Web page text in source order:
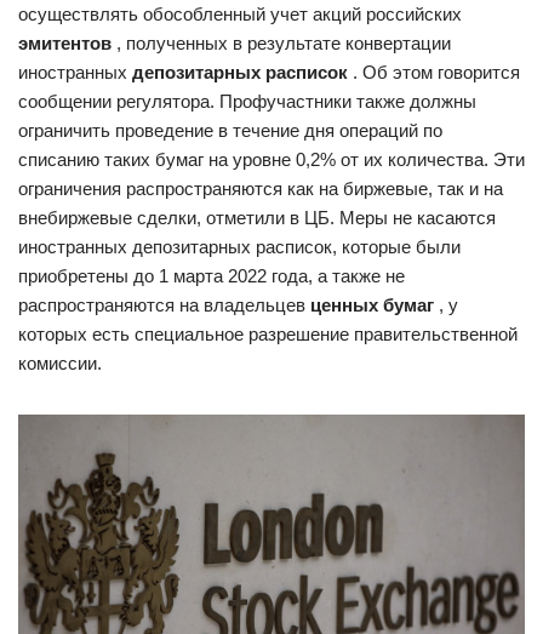
осуществлять обособленный учет акций российских
эмитентов , полученных в результате конвертации
иностранных депозитарных расписок . Об этом говорится
сообщении регулятора. Профучастники также должны
ограничить проведение в течение дня операций по
списанию таких бумаг на уровне 0,2% от их количества. Эти
ограничения распространяются как на биржевые, так и на
внебиржевые сделки, отметили в ЦБ. Меры не касаются
иностранных депозитарных расписок, которые были
приобретены до 1 марта 2022 года, а также не
распространяются на владельцев ценных бумаг , у
которых есть специальное разрешение правительственной
комиссии.